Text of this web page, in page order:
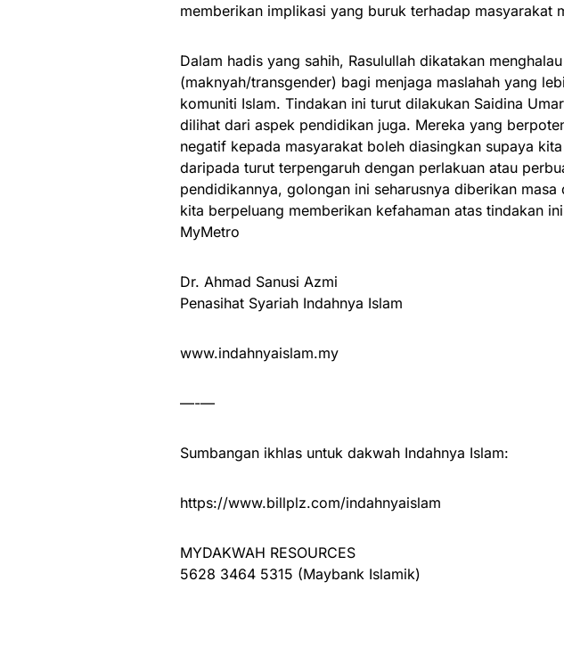
memberikan implikasi yang buruk terhadap masyarakat
Dalam hadis yang sahih, Rasulullah dikatakan
(maknyah/transgender) bagi menjaga maslahah yang
komuniti Islam. Tindakan ini turut dilakukan Saidina
dilihat dari aspek pendidikan juga. Mereka yang
negatif kepada masyarakat boleh diasingkan supaya
daripada turut terpengaruh dengan perlakuan atau
pendidikannya, golongan ini seharusnya diberikan
kita berpeluang memberikan kefahaman atas tindakan
MyMetro
Dr. Ahmad Sanusi Azmi
Penasihat Syariah Indahnya Islam
www.indahnyaislam.my
—-—
Sumbangan ikhlas untuk dakwah Indahnya Islam:
https://www.billplz.com/indahnyaislam
MYDAKWAH RESOURCES
5628 3464 5315 (Maybank Islamik)